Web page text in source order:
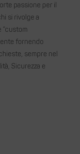
passione per il
si rivolge a
“custom
fornendo
sempre nel
Sicurezza e